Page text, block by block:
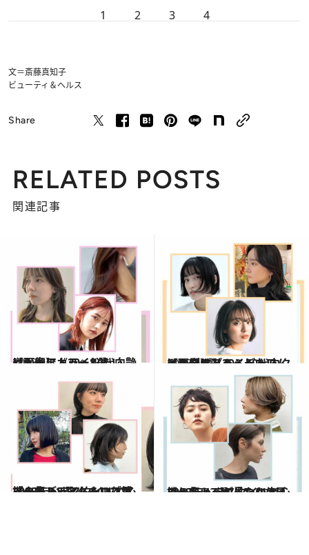
1 2 3 4
文＝斎藤真知子
ビューティ＆ヘルス
Share
RELATED POSTS
関連記事
2023.4.5
【画像】《30・40代向け》春にトライしたい 艶やかヘアカラー8選
ビューティ＆ヘルス 2023.4.5
【画像】《30・40代向け》春にトライしたい クールなボブ＆ミディアム＆ロブ5選
ビューティ＆ヘルス
2023.1.11
この冬トライしたいヘアスタイル8選 クールなボブ＆ミディアム＆ロブ篇 2023年ヘアスタイルで心機一転
ビューティ＆ヘルス 2022.12.26
この冬トライしたい大人ショート7選 「こんな風にしたい」が見つかる！ 2023年ヘアスタイルで心機一転
ビューティ＆ヘルス